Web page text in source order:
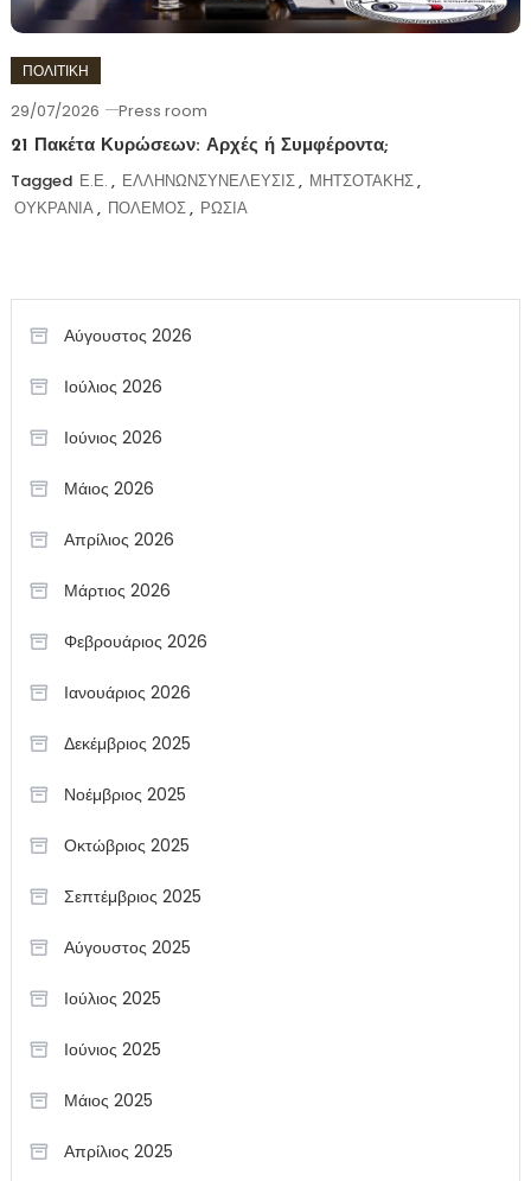
ΠΟΛΙΤΙΚΗ
29/07/2026 Press room
21 Πακέτα Κυρώσεων: Αρχές ή Συμφέροντα;
Tagged Ε.Ε. , ΕΛΛΗΝΩΝΣΥΝΕΛΕΥΣΙΣ, ΜΗΤΣΟΤΑΚΗΣ,
ΟΥΚΡΑΝΙΑ, ΠΟΛΕΜΟΣ, ΡΩΣΙΑ
Αύγουστος 2026
Ιούλιος 2026
Ιούνιος 2026
Μάιος 2026
Απρίλιος 2026
Μάρτιος 2026
Φεβρουάριος 2026
Ιανουάριος 2026
Δεκέμβριος 2025
Νοέμβριος 2025
Οκτώβριος 2025
Σεπτέμβριος 2025
Αύγουστος 2025
Ιούλιος 2025
Ιούνιος 2025
Μάιος 2025
Απρίλιος 2025